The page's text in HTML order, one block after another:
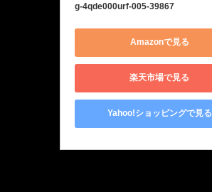
g-4qde000urf-005-39867
Amazonで見る
楽天市場で見る
Yahoo!ショッピングで見る